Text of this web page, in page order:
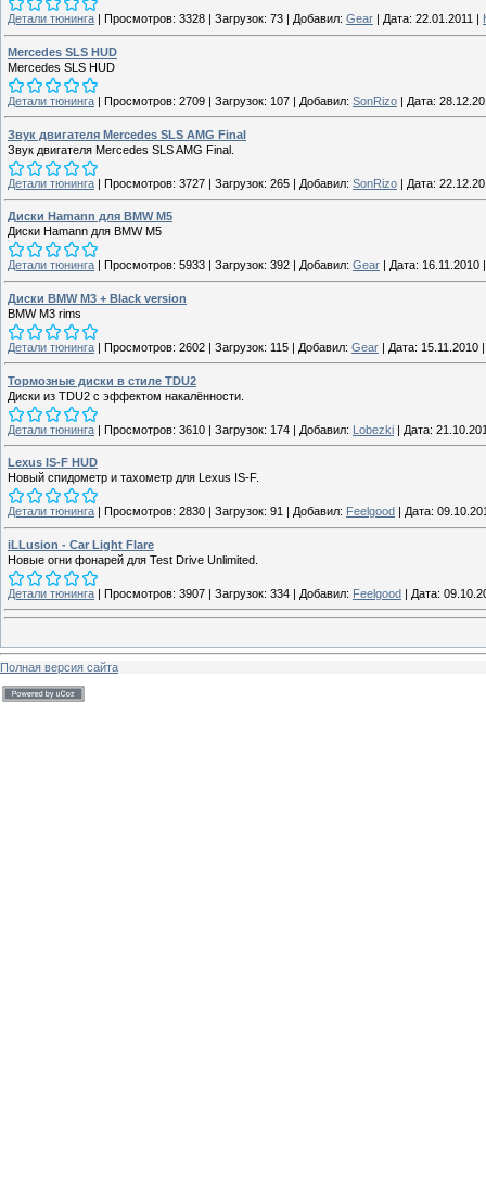
Детали тюнинга Просмотров: 3328 Загрузок: 73 Добавил: Gear Дата: 22.01.2011
Mercedes SLS HUD
Mercedes SLS HUD
Детали тюнинга | Просмотров: 2709 | Загрузок: 107 | Добавил: SonRizo | Дата:
Звук двигателя Mercedes SLS AMG Final
Звук двигателя Mercedes SLS AMG Final.
Детали тюнинга | Просмотров: 3727 | Загрузок: 265 | Добавил: SonRizo | Дата:
Диски Hamann для BMW M5
Диски Hamann для BMW M5
Детали тюнинга Просмотров: 5933 Загрузок: 392 Добавил: Gear Дата: 16.11.2010
Диски BMW M3 + Black version
BMW M3 rims
Детали тюнинга | Просмотров: 2602 | Загрузок: 115 | Добавил: Gear | Дата: 15.11.2010
Тормозные диски в стиле TDU2
Диски из TDU2 с эффектом накалённости.
Детали тюнинга | Просмотров: 3610 | Загрузок: 174 | Добавил: Lobezki | Дата:
Lexus IS-F HUD
Новый спидометр и тахометр для Lexus IS-F.
Детали тюнинга | Просмотров: 2830 | Загрузок: 91 | Добавил: Feelgood | Дата:
iLLusion - Car Light Flare
Новые огни фонарей для Test Drive Unlimited.
Детали тюнинга | Просмотров: 3907 | Загрузок: 334 | Добавил: Feelgood | Дата:
Полная версия сайта